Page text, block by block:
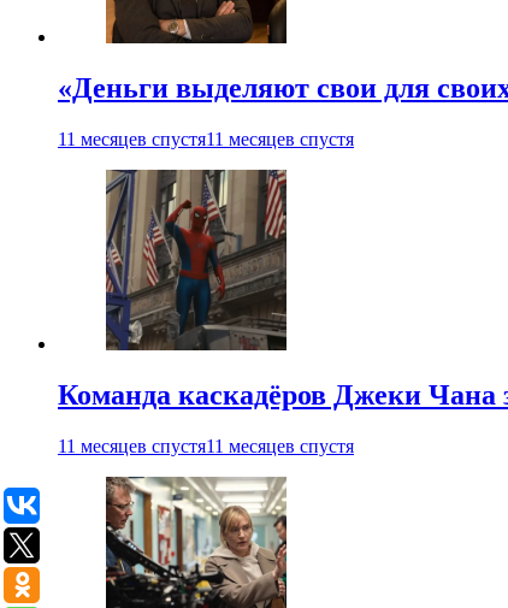
«Деньги выделяют свои для
11 месяцев спустя11 месяцев спустя
Команда каскадёров Джеки Чана
11 месяцев спустя11 месяцев спустя